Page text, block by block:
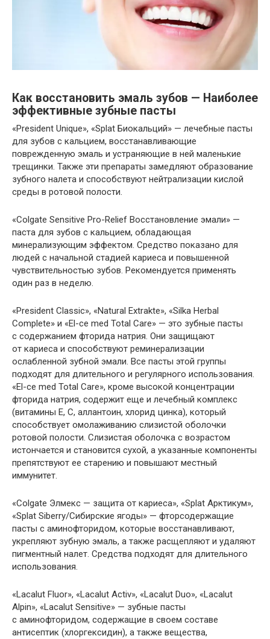
Как восстановить эмаль зубов — Наиболее
эффективные зубные пасты
«President Unique», «Splat Биокальций» — лечебные пасты
для зубов с кальцием, восстанавливающие
поврежденную эмаль и устраняющие в ней маленькие
трещинки. Также эти препараты замедляют образование
зубного налета и способствуют нейтрализации кислой
среды в ротовой полости.
«Colgate Sensitive Pro-Relief Восстановление эмали» —
паста для зубов с кальцием, обладающая
минерализующим эффектом. Средство показано для
людей с начальной стадией кариеса и повышенной
чувствительностью зубов. Рекомендуется применять
один раз в неделю.
«President Classic», «Natural Extrakte», «Silka Herbal
Complete» и «El-ce med Total Care» — это зубные пасты
с содержанием фторида натрия. Они защищают
от кариеса и способствуют реминерализации
ослабленной зубной эмали. Все пасты этой группы
подходят для длительного и регулярного использования.
«El-ce med Total Care», кроме высокой концентрации
фторида натрия, содержит еще и лечебный комплекс
(витамины Е, С, аллантоин, хлорид цинка), который
способствует омолаживанию слизистой оболочки
ротовой полости. Слизистая оболочка с возрастом
истончается и становится сухой, а указанные компоненты
препятствуют ее старению и повышают местный
иммунитет.
«Colgate Элмекс — защита от кариеса», «Splat Арктикум»,
«Splat Siberry/Сибирские ягоды» — фторсодержащие
пасты с аминофторидом, которые восстанавливают,
укрепляют зубную эмаль, а также расщепляют и удаляют
пигментный налет. Средства подходят для длительного
использования.
«Lacalut Fluor», «Lacalut Activ», «Lacalut Duo», «Lacalut
Alpin», «Lacalut Sensitive» — зубные пасты
с аминофторидом, содержащие в своем составе
антисептик (хлоргексидин), а также вещества,